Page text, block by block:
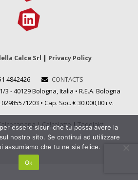
Calce Srl | Privacy Policy
4842426
CONTACTS
- 40129 Bologna, Italia • R.E.A. Bologna
02985571203 • Cap. Soc. € 30.000,00 i.v.
|Calcelatte|Tadelakt
essere sicuri che tu possa avere la
nostro sito. Se continui ad utilizzare
assumiamo che tu ne sia felice.
Ok